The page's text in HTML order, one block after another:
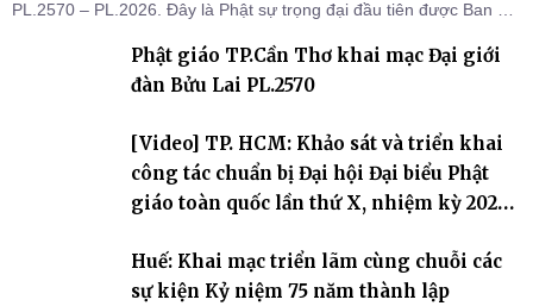
PL.2570 – PL.2026. Đây là Phật sự trọng đại đầu tiên được Ban Trị
thứ I, thể hiện sự quan tâm đối với công tác truyền giới, đào tạo
Tăng tài và tiếp nối mạng mạch Tăng-g
Phật giáo TP.Cần Thơ khai mạc Đại giới
đàn Bửu Lai PL.2570
[Video] TP. HCM: Khảo sát và triển khai
công tác chuẩn bị Đại hội Đại biểu Phật
giáo toàn quốc lần thứ X, nhiệm kỳ 2026-
Huế: Khai mạc triển lãm cùng chuỗi các
sự kiện Kỷ niệm 75 năm thành lập